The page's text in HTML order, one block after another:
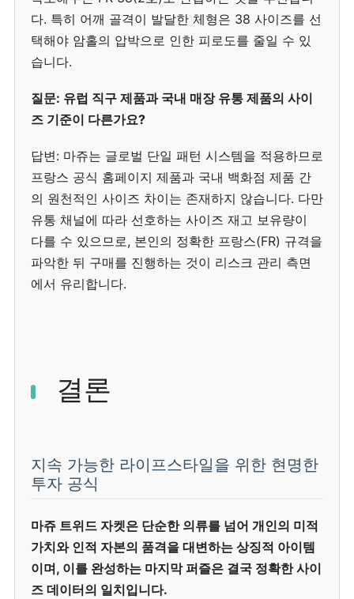
다. 특히 어깨 골격이 발달한 체형은 38 사이즈를 선
택해야 암홀의 압박으로 인한 피로도를 줄일 수 있
습니다.
질문: 유럽 직구 제품과 국내 매장 유통 제품의 사이
즈 기준이 다른가요?
답변: 마쥬는 글로벌 단일 패턴 시스템을 적용하므로
프랑스 공식 홈페이지 제품과 국내 백화점 제품 간
의 원천적인 사이즈 차이는 존재하지 않습니다. 다만
유통 채널에 따라 선호하는 사이즈 재고 보유량이
다를 수 있으므로, 본인의 정확한 프랑스(FR) 규격을
파악한 뒤 구매를 진행하는 것이 리스크 관리 측면
에서 유리합니다.
결론
지속 가능한 라이프스타일을 위한 현명한
투자 공식
마쥬 트위드 자켓은 단순한 의류를 넘어 개인의 미적
가치와 인적 자본의 품격을 대변하는 상징적 아이템
이며, 이를 완성하는 마지막 퍼즐은 결국 정확한 사이
즈 데이터의 일치입니다.